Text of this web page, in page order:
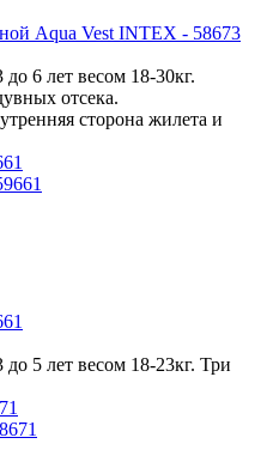
Aqua Vest INTEX - 58673
6 лет весом 18-30кг.
отсека.
сторона жилета и
5 лет весом 18-23кг. Три